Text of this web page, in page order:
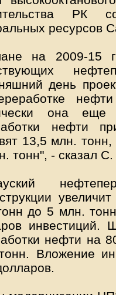
РК
ресурсов
на 2009-15
день
она
нефти
13,5 млн.
тонн", - сказал
до 5 млн.
инвестиций.
нефти на
Вложение